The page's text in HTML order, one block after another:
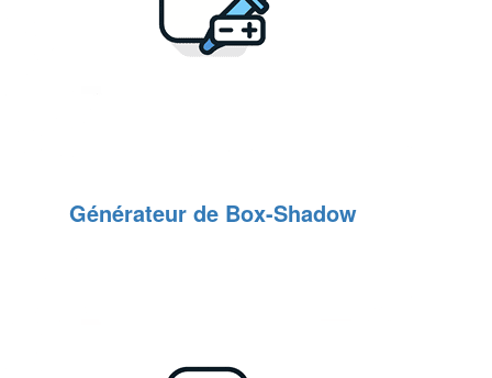
Générateur de Box-Shadow